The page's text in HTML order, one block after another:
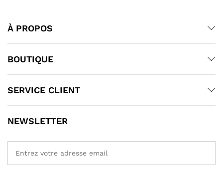
À PROPOS
BOUTIQUE
SERVICE CLIENT
NEWSLETTER